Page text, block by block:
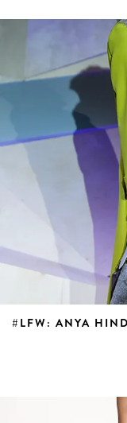
#LFW: ANYA